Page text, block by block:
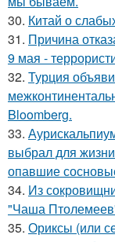
30. Китай о
31. Причина
9 мая -
32. Турция
Bloomberg.
33.
выбрал для
опавшие
34. Из
"Чаша
35. Ориксы (или